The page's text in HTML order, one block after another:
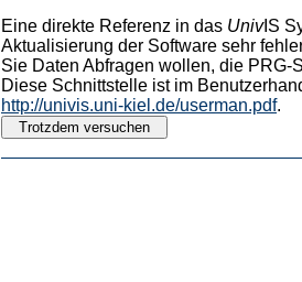
Eine direkte Referenz in das UnivIS
Aktualisierung der Software sehr
Sie Daten Abfragen wollen, die PRG-
Diese Schnittstelle ist im
http://univis.uni-kiel.de/userman.pdf.